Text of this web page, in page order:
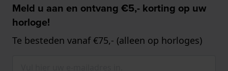
Meld u aan en ontvang €5,- korting op uw
horloge!
Te besteden vanaf €75,- (alleen op horloges)